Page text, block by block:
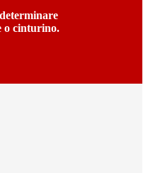
o cinturino.